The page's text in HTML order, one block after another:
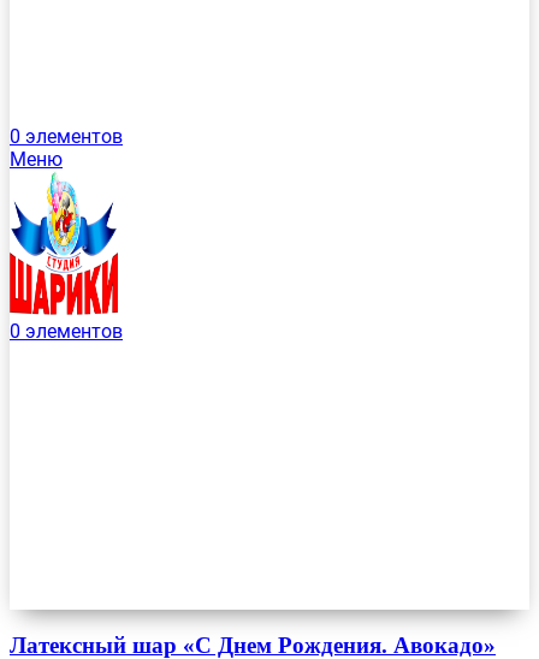
0 элементов
Меню
0 элементов
Латексный шар «С Днем Рождения. Авокадо»